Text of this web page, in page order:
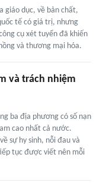
giáo dục, về bản chất,
tế có giá trị, nhưng
cụ xét tuyển đã khiến
và thương mại hóa.
và trách nhiệm
ba địa phương có số nạn
cao nhất cả nước.
sự hy sinh, nỗi đau và
tục được viết nên mỗi